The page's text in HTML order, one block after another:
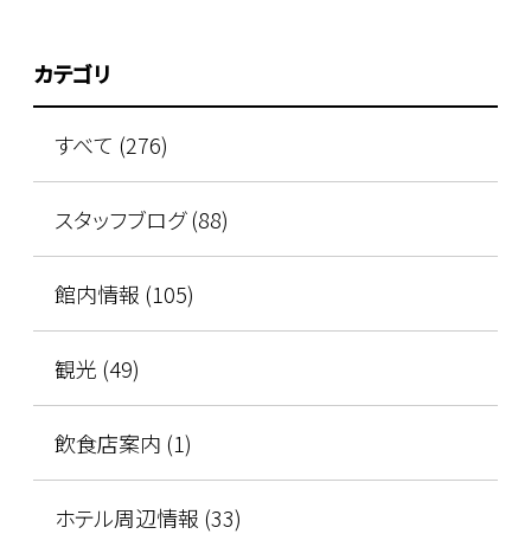
カテゴリ
すべて (276)
スタッフブログ (88)
館内情報 (105)
観光 (49)
飲食店案内 (1)
ホテル周辺情報 (33)